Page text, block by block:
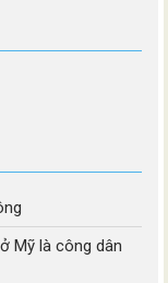
Mỹ là công dân